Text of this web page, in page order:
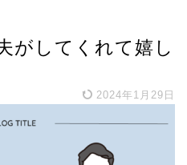
がしてくれて嬉し
2024年1月29日